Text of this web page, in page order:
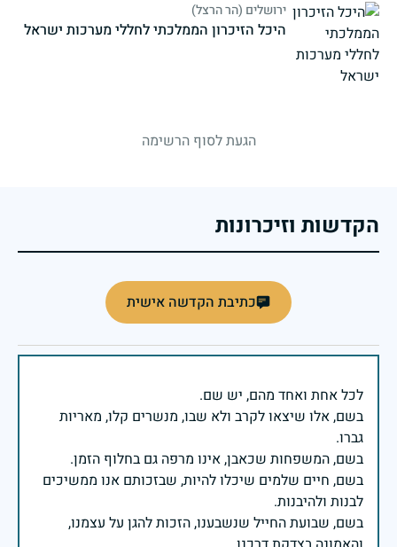
ירושלים (הר הרצל)
היכל הזיכרון הממלכתי לחללי מערכות ישראל
הגעת לסוף הרשימה
הקדשות וזיכרונות
כתיבת הקדשה אישית
בשם, אלו שיצאו לקרב ולא שבו, מנשרים קלו, מאריות
בשם, חיים שלמים שיכלו להיות, שבזכותם אנו ממשיכים
בשם, שבועת החייל שנשבענו, הזכות להגן על עצמנו,